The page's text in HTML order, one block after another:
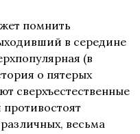
помнить
в середине
(в
о пятерых
сверхъестественные
весьма